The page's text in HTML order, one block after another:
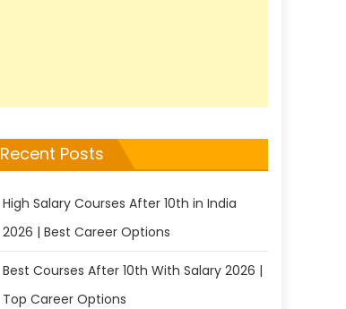
Recent Posts
High Salary Courses After 10th in India
2026 | Best Career Options
Best Courses After 10th With Salary 2026 |
Top Career Options